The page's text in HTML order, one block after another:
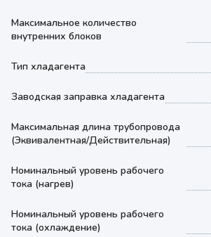
Максимальное количество
внутренних блоков
Тип хладагента
Заводская заправка хладагента
Максимальная длина трубопровода
(Эквивалентная/Действительная)
Номинальный уровень рабочего
тока (нагрев)
Номинальный уровень рабочего
тока (охлаждение)